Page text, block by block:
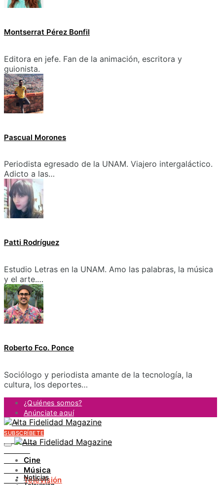
Montserrat Pérez Bonfil
Editora en jefe. Fan de la animación, escritora y
guionista.
Pascual Morones
Periodista egresado de la UNAM. Viajero intergaláctico.
Adicto a las…
Patti Rodríguez
Estudio Letras en la UNAM. Amo las palabras, la música
y el arte.…
Roberto Fco. Ponce
Sociólogo y periodista amante de la tecnología, la
cultura, los deportes…
¿Quiénes somos?
Anúnciate aquí
Contacto
FACEBOOK
INSTAGRAM
PINTEREST
YOUTUBE
SUBSCRÍBETE
Cine
Música
Televisión
Noticias